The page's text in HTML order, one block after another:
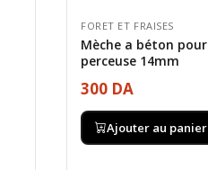
FORET ET FRAISES
Mèche a béton pour
perceuse 14mm
300 DA
Ajouter au panier